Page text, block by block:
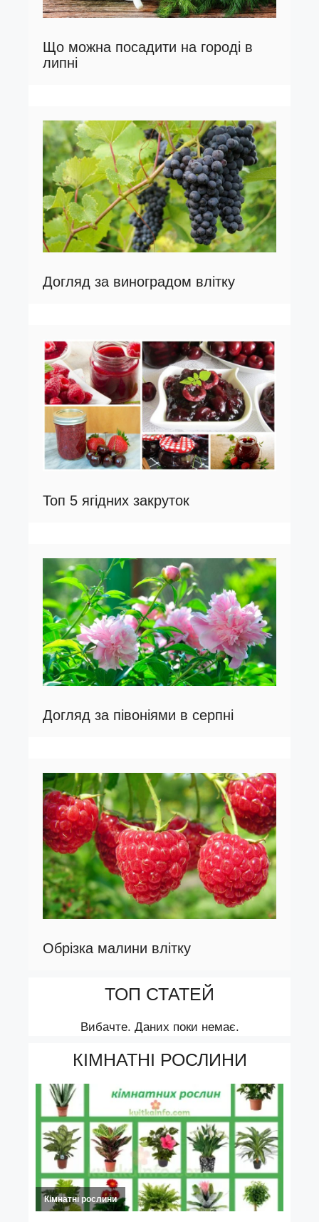
Що можна посадити на городі в
липні
Догляд за виноградом влітку
Топ 5 ягідних закруток
Догляд за півоніями в серпні
Обрізка малини влітку
ТОП СТАТЕЙ
Вибачте. Даних поки немає.
КІМНАТНІ РОСЛИНИ